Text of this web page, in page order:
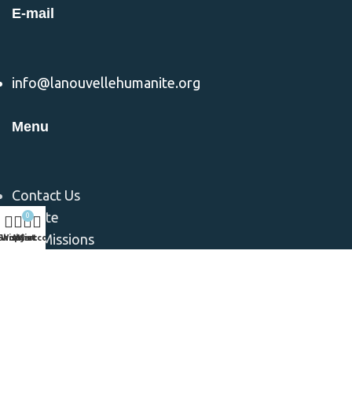
E-mail
info@lanouvellehumanite.org
Menu
Contact Us
Donate
Nos Missions
Wishlist
0
Cart
My account